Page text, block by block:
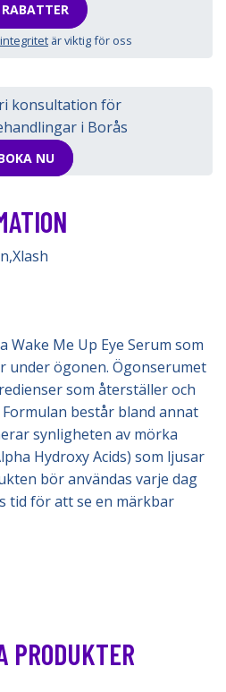
RABATTER
är viktig för oss
konsultation för
i Borås
NU
,Xlash
Wake Me Up Eye Serum som
ögonen. Ögonserumet
som återställer och
består bland annat
synligheten av mörka
Hydroxy Acids) som ljusar
bör användas varje dag
tid för att se en märkbar
PRODUKTER